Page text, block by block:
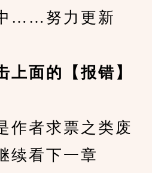
努力更新
上面的【报错】
者求票之类废
续看下一章